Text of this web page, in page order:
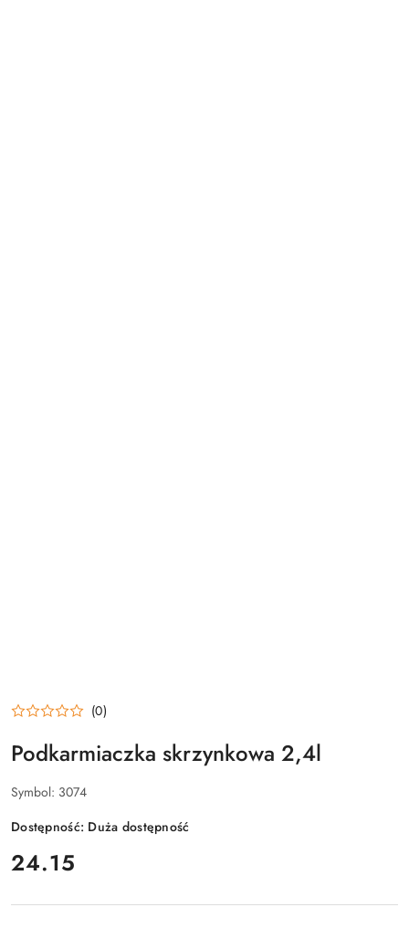
(0)
Podkarmiaczka skrzynkowa 2,4l
Symbol: 3074
Dostępność: Duża dostępność
cena:
24.15